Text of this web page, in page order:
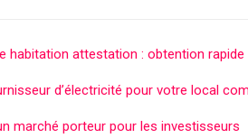
habitation attestation : obtention rapide
d’électricité pour votre local
marché porteur pour les investisseurs